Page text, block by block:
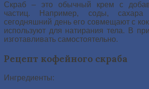
Скраб – это обычный крем с
частиц. Например, соды,
сегодняшний день его совмещают с
используют для натирания тела. В
изготавливать самостоятельно.
Рецепт кофейного скраба
Ингредиенты: